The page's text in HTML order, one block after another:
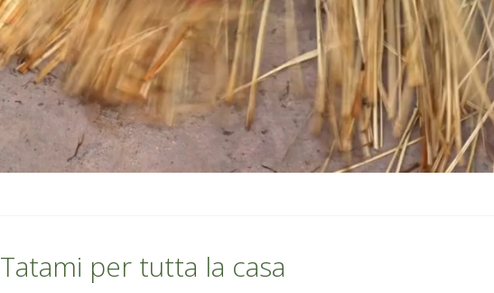
Tatami per tutta la casa